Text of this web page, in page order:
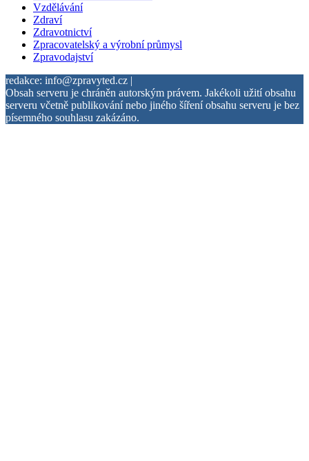
Vzdělávání
Zdraví
Zdravotnictví
Zpracovatelský a výrobní průmysl
Zpravodajství
redakce: info@zpravyted.cz |
Obsah serveru je chráněn autorským právem. Jakékoli užití obsahu
serveru včetně publikování nebo jiného šíření obsahu serveru je bez
písemného souhlasu zakázáno.